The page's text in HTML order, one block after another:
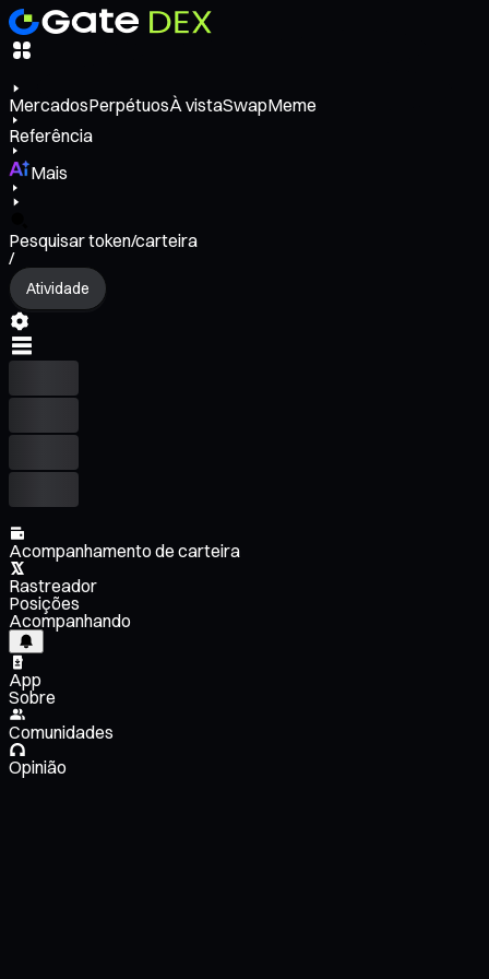
MercadosPerpétuosÀ vistaSwapMeme
Referência
Mais
Pesquisar token/carteira
/
Atividade
Acompanhamento de carteira
Rastreador
Posições
Acompanhando
App
Sobre
Comunidades
Opinião